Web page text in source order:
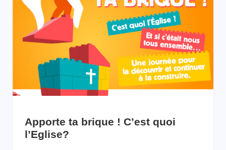
Apporte ta brique ! C’est quoi
l’Eglise?